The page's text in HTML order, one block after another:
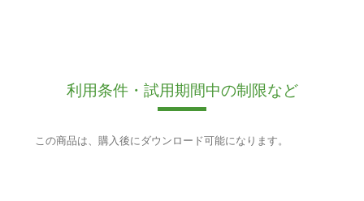
利用条件・試用期間中の制限など
この商品は、購入後にダウンロード可能になります。